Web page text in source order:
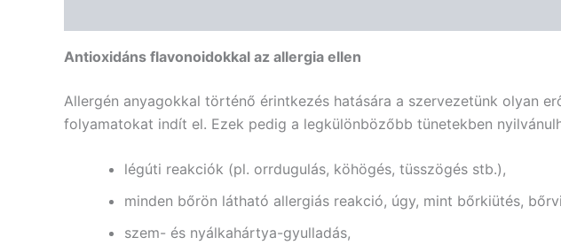
Antioxidáns flavonoidokkal az allergia ellen
Allergén anyagokkal történő érintkezés hatására a szervezetünk olyan
folyamatokat indít el. Ezek pedig a legkülönbözőbb tünetekben
légúti reakciók (pl. orrdugulás, köhögés, tüsszögés stb.),
minden bőrön látható allergiás reakció, úgy, mint bőrkiütés,
szem- és nyálkahártya-gyulladás,